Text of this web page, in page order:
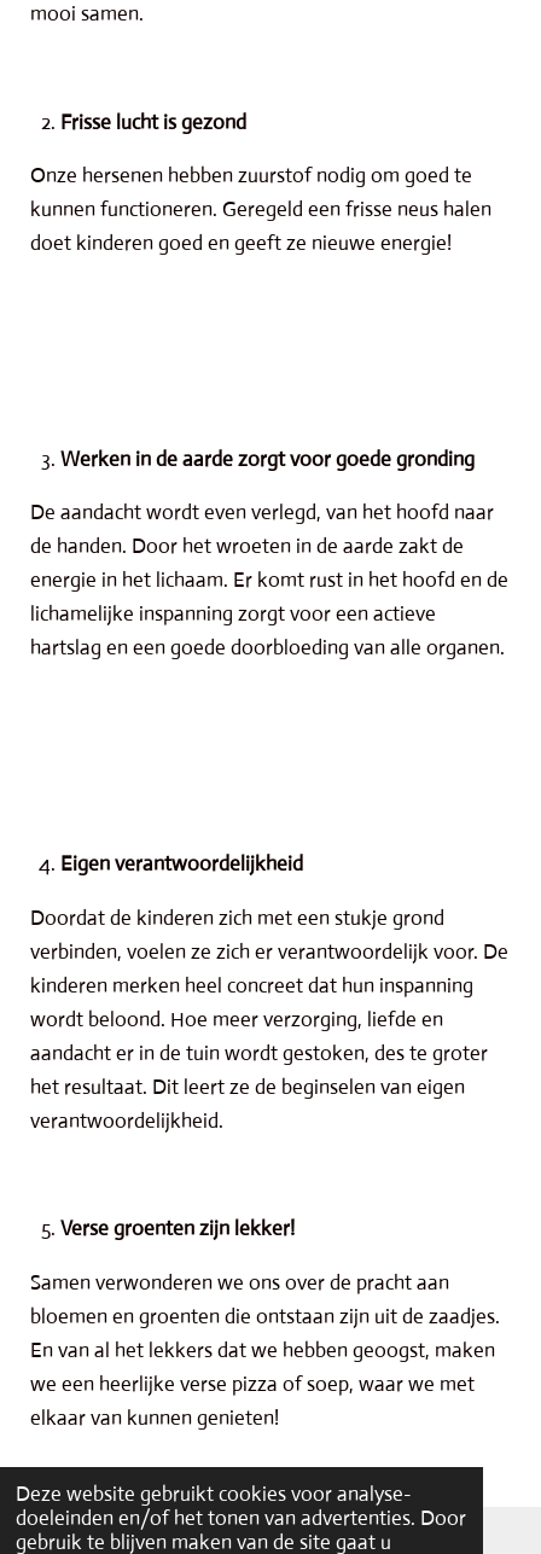
Deze website gebruikt cookies voor analyse-
doeleinden en/of het tonen van advertenties. Door
gebruik te blijven maken van de site gaat u
mooi samen.
Frisse lucht is gezond
Onze hersenen hebben zuurstof nodig om goed te
kunnen functioneren. Geregeld een frisse neus halen
doet kinderen goed en geeft ze nieuwe energie!
Werken in de aarde zorgt voor goede gronding
De aandacht wordt even verlegd, van het hoofd naar
de handen. Door het wroeten in de aarde zakt de
energie in het lichaam. Er komt rust in het hoofd en de
lichamelijke inspanning zorgt voor een actieve
hartslag en een goede doorbloeding van alle organen.
Eigen verantwoordelijkheid
Doordat de kinderen zich met een stukje grond
verbinden, voelen ze zich er verantwoordelijk voor. De
kinderen merken heel concreet dat hun inspanning
wordt beloond. Hoe meer verzorging, liefde en
aandacht er in de tuin wordt gestoken, des te groter
het resultaat. Dit leert ze de beginselen van eigen
verantwoordelijkheid.
Verse groenten zijn lekker!
Samen verwonderen we ons over de pracht aan
bloemen en groenten die ontstaan zijn uit de zaadjes.
En van al het lekkers dat we hebben geoogst, maken
we een heerlijke verse pizza of soep, waar we met
elkaar van kunnen genieten!
© 2026 barlenoble.nl